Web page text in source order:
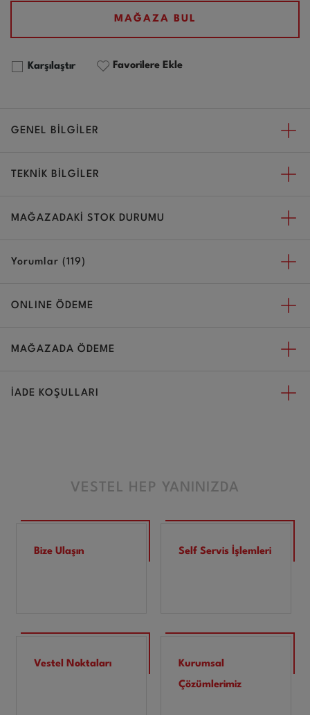
MAĞAZA BUL
Karşılaştır Favorilere Ekle
GENEL BİLGİLER
TEKNİK BİLGİLER
MAĞAZADAKİ STOK DURUMU
Yorumlar (119)
ONLINE ÖDEME
MAĞAZADA ÖDEME
İADE KOŞULLARI
VESTEL HEP YANINIZDA
Bize Ulaşın Self Servis İşlemleri
Vestel Noktaları
Kurumsal
Çözümlerimiz